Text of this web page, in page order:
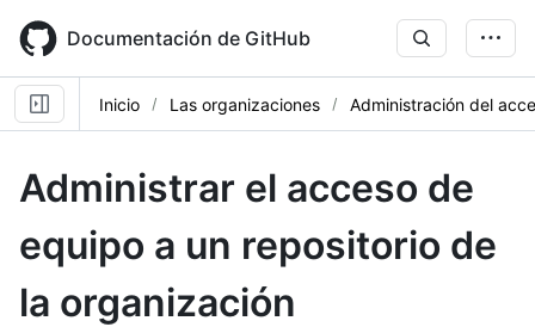
main
content
Documentación de GitHub
Inicio Las organizaciones Administración del
Administrar el acceso de
equipo a un repositorio de
la organización